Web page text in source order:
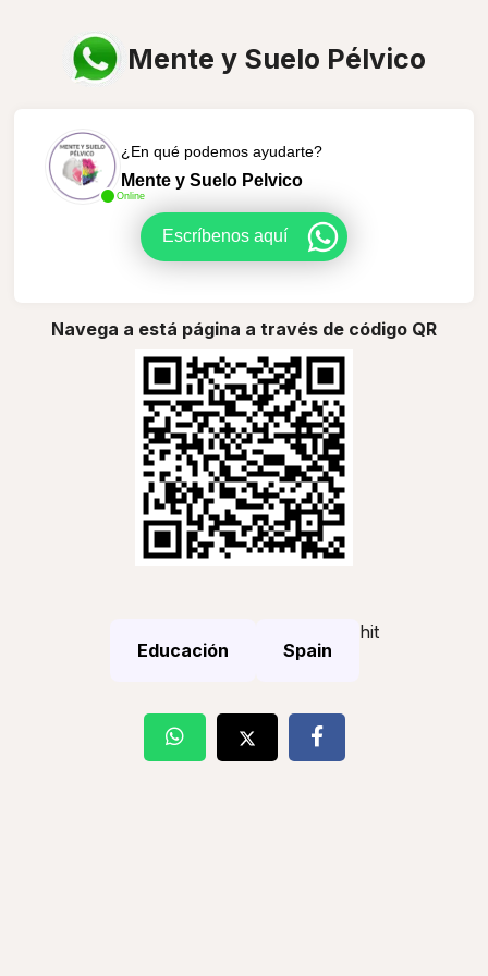
Mente y Suelo Pélvico
Online
¿En qué podemos ayudarte?
Mente y Suelo Pelvico
Escríbenos aquí
Navega a está página a través de código QR
Educación Spain
hit